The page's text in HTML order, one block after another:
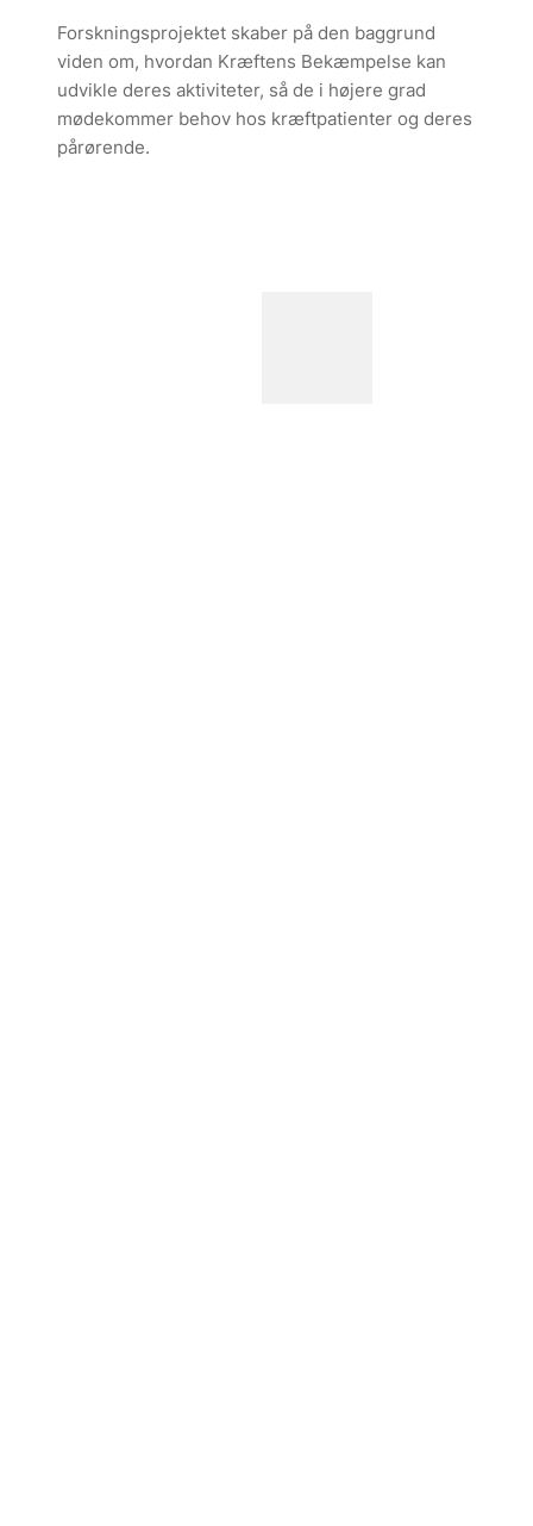
Forskningsprojektet skaber på den baggrund
viden om, hvordan Kræftens Bekæmpelse kan
udvikle deres aktiviteter, så de i højere grad
mødekommer behov hos kræftpatienter og deres
pårørende.